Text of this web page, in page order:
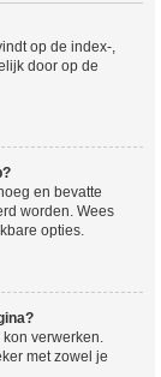
op de index-,
door op de
en bevatte
worden. Wees
opties.
verwerken.
met zowel je